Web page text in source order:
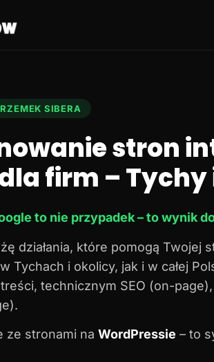
SIBERA
stron
firm – Tychy
to nie przypadek – to wynik
działania, które pomogą Twojej
Tychach i okolicy, jak i w całej
technicznym SEO (on-
ze stronami na WordPressie – to